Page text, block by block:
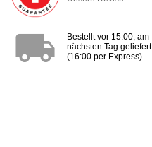
local_shipping
Bestellt vor 15:00, am
nächsten Tag geliefert
(16:00 per Express)